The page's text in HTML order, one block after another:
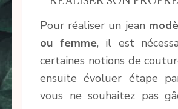
Pour réaliser un jean
ou femme, il est
certaines notions de
ensuite évoluer étape
vous ne souhaitez pas